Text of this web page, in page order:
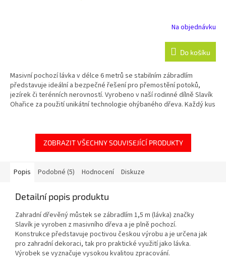
Na objednávku
Do košíku
Masivní pochozí lávka v délce 6 metrů se stabilním zábradlím
představuje ideální a bezpečné řešení pro přemostění potoků,
jezírek či terénních nerovností. Vyrobeno v naší rodinné dílně Slavík
Ohařice za použití unikátní technologie ohýbaného dřeva. Každý kus
soukromé zahrady.
ZOBRAZIT VŠECHNY SOUVISEJÍCÍ PRODUKTY
Popis Podobné (5) Hodnocení Diskuze
Detailní popis produktu
Zahradní dřevěný můstek se zábradlím 1,5 m (lávka) značky
Slavík je vyroben z masivního dřeva a je plně pochozí.
Konstrukce představuje poctivou českou výrobu a je určena jak
pro zahradní dekoraci, tak pro praktické využití jako lávka.
Výrobek se vyznačuje vysokou kvalitou zpracování.